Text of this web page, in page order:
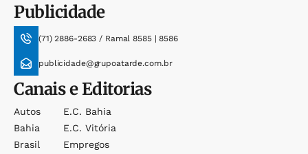
Publicidade
(71) 2886-2683 / Ramal 8585 | 8586
publicidade@grupoatarde.com.br
Canais e Editorias
Autos
Bahia
Brasil
E.c. Bahia
E.c. Vitória
Empregos